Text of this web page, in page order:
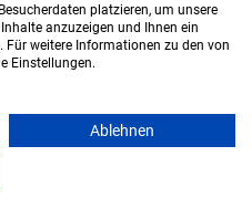
(B.A.)
United Kids
platzieren, um unsere
anzuzeigen und Ihnen ein
Für weitere Informationen zu den von
Einstellungen.
Ablehnen